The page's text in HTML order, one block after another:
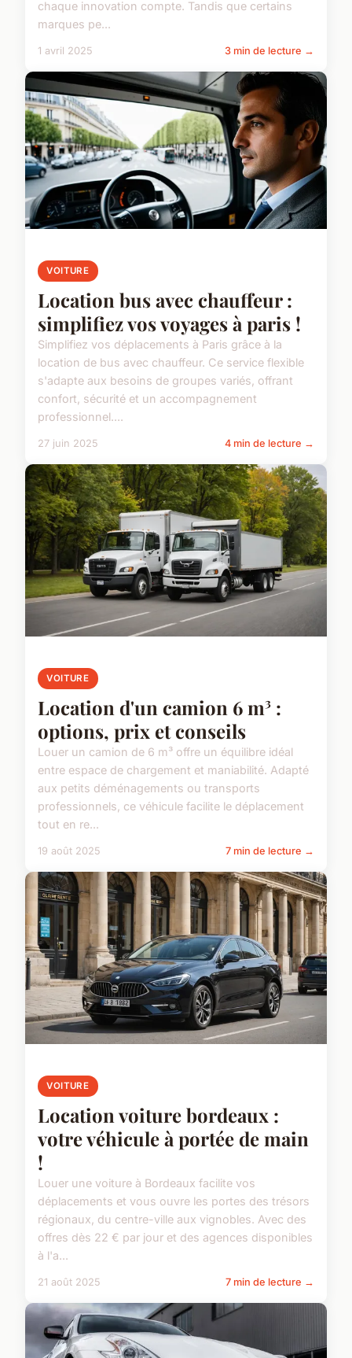
chaque innovation compte. Tandis que certains
marques pe...
1 avril 2025 3 min de lecture →
VOITURE
Location bus avec chauffeur :
simplifiez vos voyages à paris !
Simplifiez vos déplacements à Paris grâce à la
location de bus avec chauffeur. Ce service flexible
s'adapte aux besoins de groupes variés, offrant
confort, sécurité et un accompagnement
professionnel....
27 juin 2025 4 min de lecture →
VOITURE
Location d'un camion 6 m³ :
options, prix et conseils
Louer un camion de 6 m³ offre un équilibre idéal
entre espace de chargement et maniabilité. Adapté
aux petits déménagements ou transports
professionnels, ce véhicule facilite le déplacement
tout en re...
19 août 2025 7 min de lecture →
VOITURE
Location voiture bordeaux :
votre véhicule à portée de main
!
Louer une voiture à Bordeaux facilite vos
déplacements et vous ouvre les portes des trésors
régionaux, du centre-ville aux vignobles. Avec des
offres dès 22 € par jour et des agences disponibles
à l'a...
21 août 2025 7 min de lecture →